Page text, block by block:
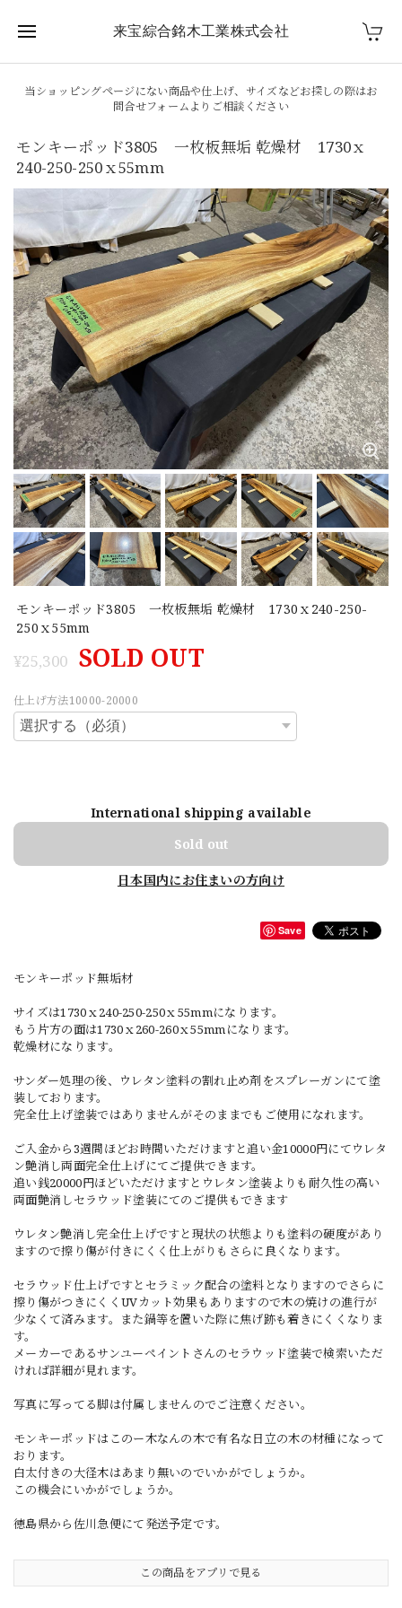
来宝綜合銘木工業株式会社
当ショッピングページにない商品や仕上げ、サイズなどお探しの際はお
問合せフォームよりご相談ください
モンキーポッド3805 一枚板無垢 乾燥材 1730ｘ
240-250-250ｘ55mm
モンキーポッド3805 一枚板無垢 乾燥材 1730ｘ240-250-
250ｘ55mm
¥25,300 SOLD OUT
仕上げ方法10000-20000
International shipping available
Sold out
日本国内にお住まいの方向け
Save
モンキーポッド無垢材
サイズは1730ｘ240-250-250ｘ55mmになります。
もう片方の面は1730ｘ260-260ｘ55mmになります。
乾燥材になります。
サンダー処理の後、ウレタン塗料の割れ止め剤をスプレーガンにて塗
装しております。
完全仕上げ塗装ではありませんがそのままでもご使用になれます。
ご入金から3週間ほどお時間いただけますと追い金10000円にてウレタ
ン艶消し両面完全仕上げにてご提供できます。
追い銭20000円ほどいただけますとウレタン塗装よりも耐久性の高い
両面艶消しセラウッド塗装にてのご提供もできます
ウレタン艶消し完全仕上げですと現状の状態よりも塗料の硬度があり
ますので擦り傷が付きにくく仕上がりもさらに良くなります。
セラウッド仕上げですとセラミック配合の塗料となりますのでさらに
擦り傷がつきにくくUVカット効果もありますので木の焼けの進行が
少なくて済みます。また鍋等を置いた際に焦げ跡も着きにくくなりま
す。
メーカーであるサンユーペイントさんのセラウッド塗装で検索いただ
ければ詳細が見れます。
写真に写ってる脚は付属しませんのでご注意ください。
モンキーポッドはこのー木なんの木で有名な日立の木の材種になって
おります。
白太付きの大径木はあまり無いのでいかがでしょうか。
この機会にいかがでしょうか。
徳島県から佐川急便にて発送予定です。
この商品をアプリで見る